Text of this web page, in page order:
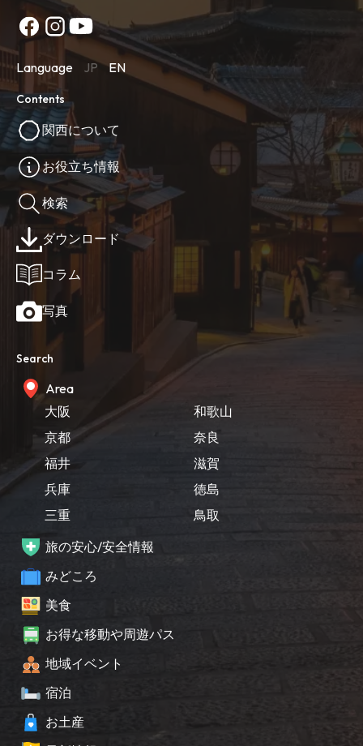
Language JP EN
Contents
関西について
お役立ち情報
検索
ダウンロード
コラム
写真
Search
Area
大阪
京都
福井
兵庫
三重
和歌山
奈良
滋賀
徳島
鳥取
旅の安心/安全情報
みどころ
美食
お得な移動や周遊パス
地域イベント
宿泊
お土産